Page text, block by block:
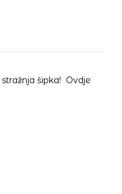
šipka! Ovdje